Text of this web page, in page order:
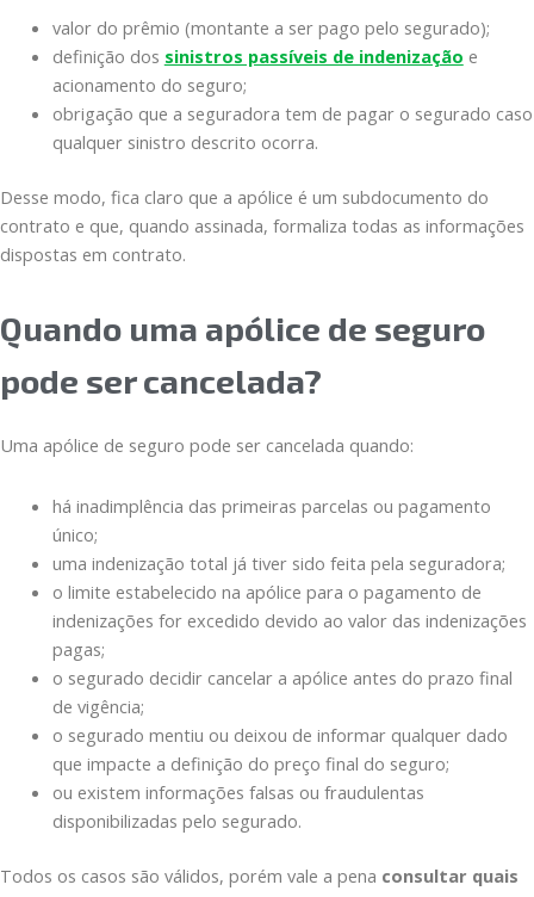
valor do prêmio (montante a ser pago pelo segurado);
definição dos sinistros passíveis de indenização e
acionamento do seguro;
obrigação que a seguradora tem de pagar o segurado caso
qualquer sinistro descrito ocorra.
Desse modo, fica claro que a apólice é um subdocumento do
contrato e que, quando assinada, formaliza todas as informações
dispostas em contrato.
Quando uma apólice de seguro
pode ser cancelada?
Uma apólice de seguro pode ser cancelada quando:
há inadimplência das primeiras parcelas ou pagamento
único;
uma indenização total já tiver sido feita pela seguradora;
o limite estabelecido na apólice para o pagamento de
indenizações for excedido devido ao valor das indenizações
pagas;
o segurado decidir cancelar a apólice antes do prazo final
de vigência;
o segurado mentiu ou deixou de informar qualquer dado
que impacte a definição do preço final do seguro;
ou existem informações falsas ou fraudulentas
disponibilizadas pelo segurado.
Todos os casos são válidos, porém vale a pena consultar quais